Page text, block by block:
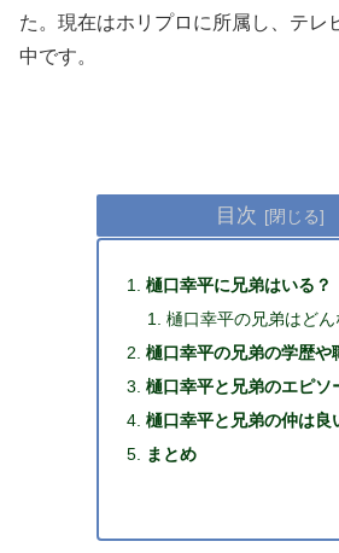
た。現在はホリプロに所属し、テレ
中です。
目次
樋口幸平に兄弟はいる？
樋口幸平の兄弟はどん
樋口幸平の兄弟の学歴や
樋口幸平と兄弟のエピソ
樋口幸平と兄弟の仲は良
まとめ